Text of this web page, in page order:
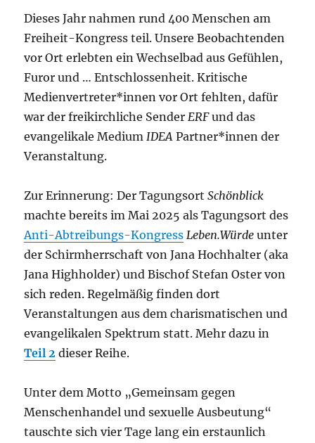
Dieses Jahr nahmen rund 400 Menschen am
Freiheit-Kongress teil. Unsere Beobachtenden
vor Ort erlebten ein Wechselbad aus Gefühlen,
Furor und … Entschlossenheit. Kritische
Medienvertreter*innen vor Ort fehlten, dafür
war der freikirchliche Sender ERFund das
evangelikale Medium IDEA Partner*innen der
Veranstaltung.
Zur Erinnerung: Der TagungsortSchönblick
machte bereits im Mai 2025 als Tagungsort des
Anti-Abtreibungs-Kongress Leben.Würde unter
der Schirmherrschaft von Jana Hochhalter (aka
Jana Highholder) und Bischof Stefan Oster von
sich reden. Regelmäßig finden dort
Veranstaltungen aus dem charismatischen und
evangelikalen Spektrum statt. Mehr dazu in
Teil 2 dieser Reihe.
Unter dem Motto „Gemeinsam gegen
Menschenhandel und sexuelle Ausbeutung“
tauschte sich vier Tage lang ein erstaunlich